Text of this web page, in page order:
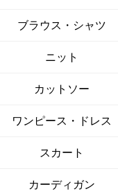
ブラウス・シャツ
ニット
カットソー
ワンピース・ドレス
スカート
カーディガン